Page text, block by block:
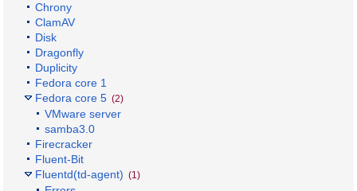
Chrony
ClamAV
Disk
Dragonfly
Duplicity
Fedora core 1
Fedora core 5 (2)
VMware server
samba3.0
Firecracker
Fluent-Bit
Fluentd(td-agent) (1)